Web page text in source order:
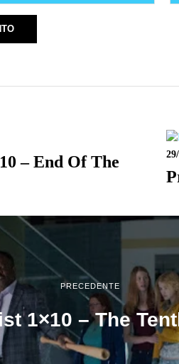
– End Of The
PRECEDENTE
1×10 – The